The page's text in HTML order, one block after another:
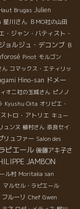
Brugas Julien
星川さん ＢＭО社の山田
・ジャン・バティスト・
ョルジュ・デコンブ Ｂ
Pinot モルゴン
ん コマックス・エティリッ
Hino-san ドメー
オニ社の玉城さん ピノノ
Kyushu Oita オリビエ・
トロ・アトリエ キュー
ュンヌ 植村さん 奈良セイ
リュファー Salon des
ピエール 後藤アキ子さ
JAMBON
ル村 Moritaka san
ルセル・ラピエール
フルーリ Chef Gwen